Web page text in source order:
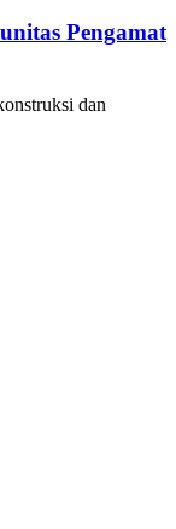
Pengamat
dan